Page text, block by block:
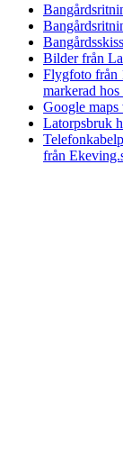
Bilder från
Flygfoto från
markerad
Google
Latorpsbruk
från